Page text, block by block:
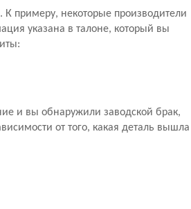
К примеру, некоторые производители
указана в талоне, который вы
и вы обнаружили заводской брак,
от того, какая деталь вышла